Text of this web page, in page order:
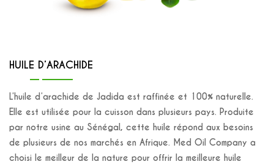
HUILE D’ARACHIDE
L’huile d’arachide de Jadida est raffinée et 100% naturelle.
Elle est utilisée pour la cuisson dans plusieurs pays. Produite
par notre usine au Sénégal, cette huile répond aux besoins
de plusieurs de nos marchés en Afrique. Med Oil Company a
choisi le meilleur de la nature pour offrir la meilleure huile